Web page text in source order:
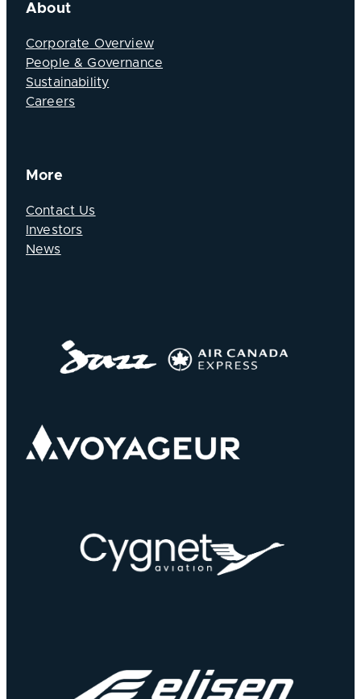
About
Corporate Overview
People & Governance
Sustainability
Careers
More
Contact Us
Investors
News